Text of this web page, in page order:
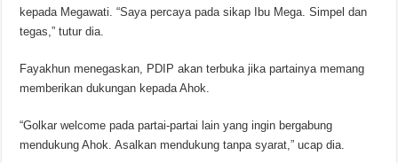
kepada Megawati. “Saya percaya pada sikap Ibu Mega. Simpel dan
tegas,” tutur dia.
Fayakhun menegaskan, PDIP akan terbuka jika partainya memang
memberikan dukungan kepada Ahok.
“Golkar welcome pada partai-partai lain yang ingin bergabung
mendukung Ahok. Asalkan mendukung tanpa syarat,” ucap dia.